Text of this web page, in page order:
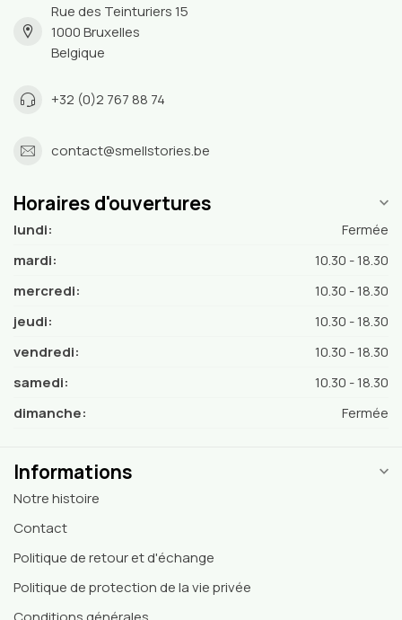
Rue des Teinturiers 15
1000 Bruxelles
Belgique
+32 (0)2 767 88 74
contact@smellstories.be
Horaires d'ouvertures
lundi:
Fermée
mardi:
10.30 - 18.30
mercredi:
10.30 - 18.30
jeudi:
10.30 - 18.30
vendredi:
10.30 - 18.30
samedi:
10.30 - 18.30
dimanche:
Fermée
Informations
Notre histoire
Contact
Politique de retour et d'échange
Politique de protection de la vie privée